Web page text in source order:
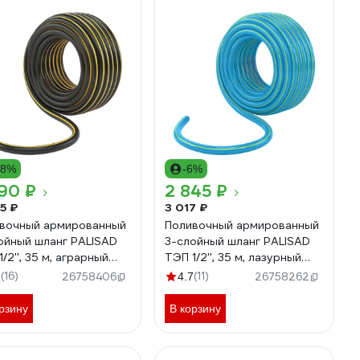
₽
₽
армированный
шланг PALISAD
2'', 35 м, аграрный
67111
(16) 26758406
-6%
2 845 ₽
3 017 ₽
Поливочный армированный
3-слойный шланг PALISAD
ТЭП 1/2'', 35 м, лазурный
PALISAD 67107
4.7(11) 26758262
В корзину